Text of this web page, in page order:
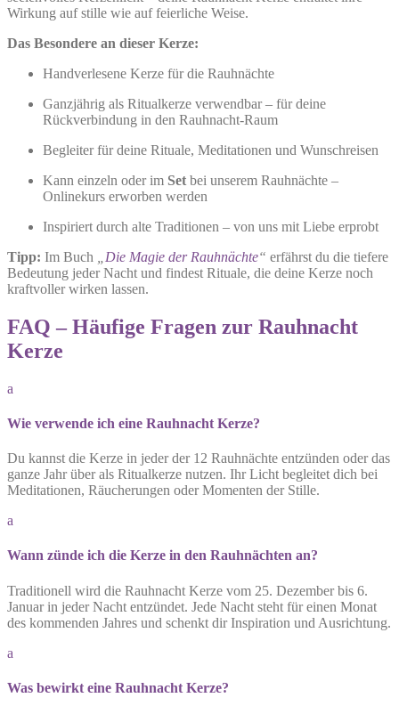
Wirkung auf stille wie auf feierliche Weise.
Das Besondere an dieser Kerze:
Handverlesene Kerze für die Rauhnächte
Ganzjährig als Ritualkerze verwendbar – für deine
Rückverbindung in den Rauhnacht-Raum
Begleiter für deine Rituale, Meditationen und Wunschreisen
Kann einzeln oder im Set bei unserem Rauhnächte –
Onlinekurs erworben werden
Inspiriert durch alte Traditionen – von uns mit Liebe erprobt
Tipp: Im Buch Die Magie der Rauhnächte“ erfährst du die tiefere
Bedeutung jeder Nacht und findest Rituale, die deine Kerze noch
kraftvoller wirken lassen.
FAQ – Häufige Fragen zur Rauhnacht
Kerze
a
Wie verwende ich eine Rauhnacht Kerze?
Du kannst die Kerze in jeder der 12 Rauhnächte entzünden oder das
ganze Jahr über als Ritualkerze nutzen. Ihr Licht begleitet dich bei
Meditationen, Räucherungen oder Momenten der Stille.
a
Wann zünde ich die Kerze in den Rauhnächten an?
Traditionell wird die Rauhnacht Kerze vom 25. Dezember bis 6.
Januar in jeder Nacht entzündet. Jede Nacht steht für einen Monat
des kommenden Jahres und schenkt dir Inspiration und Ausrichtung.
a
Was bewirkt eine Rauhnacht Kerze?